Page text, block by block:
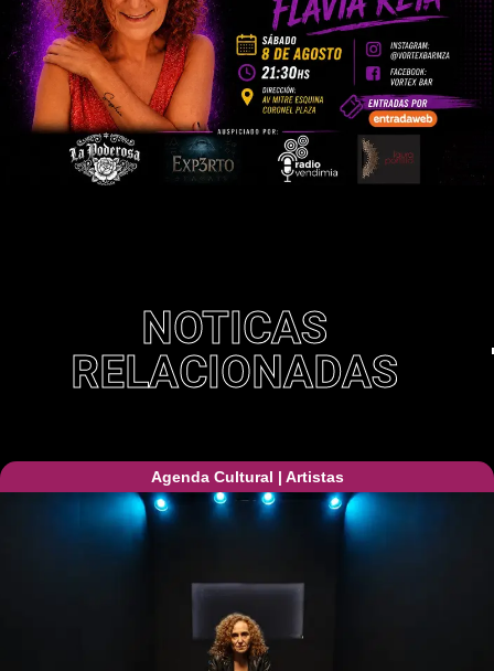
NOTICAS
RELACIONADAS
Agenda Cultural | Artistas